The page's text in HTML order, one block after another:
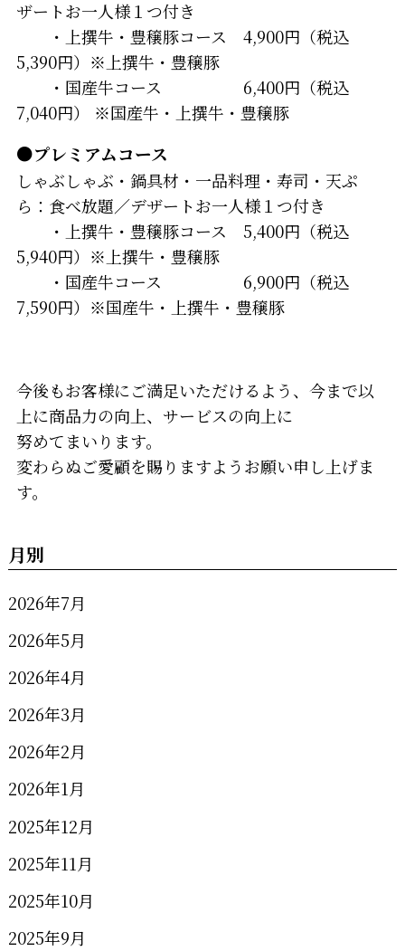
ザートお一人様１つ付き
・上撰牛・豊穣豚コース 4,900円（税込
5,390円）※上撰牛・豊穣豚
・国産牛コース 6,400円（税込
7,040円） ※国産牛・上撰牛・豊穣豚
●プレミアムコース
しゃぶしゃぶ・鍋具材・一品料理・寿司・天ぷ
ら：食べ放題／デザートお一人様１つ付き
・上撰牛・豊穣豚コース 5,400円（税込
5,940円）※上撰牛・豊穣豚
・国産牛コース 6,900円（税込
7,590円）※国産牛・上撰牛・豊穣豚
今後もお客様にご満足いただけるよう、今まで以
上に商品力の向上、サービスの向上に
努めてまいります。
変わらぬご愛顧を賜りますようお願い申し上げま
す。
月別
2026年7月
2026年5月
2026年4月
2026年3月
2026年2月
2026年1月
2025年12月
2025年11月
2025年10月
2025年9月